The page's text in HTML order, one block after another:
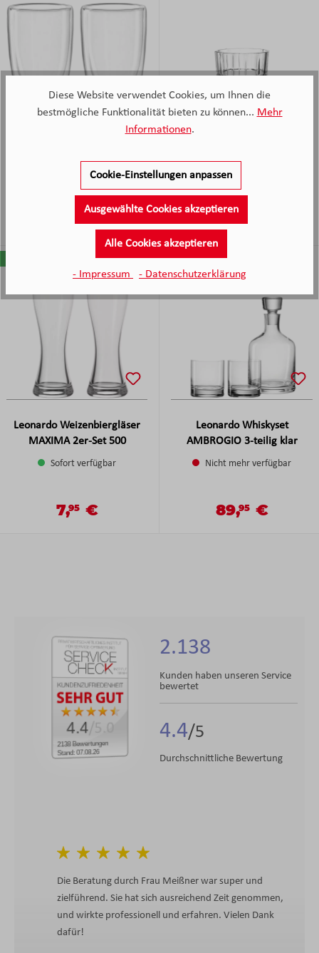
Leonardo Doppelwandbecher
Sofort verfügbar
Regulärer Preis:
Verkaufspreis:
€
Leonardo Gingläser GIN 2er-
Nicht mehr verfügbar
Regulärer Preis:
Verkaufspreis:
13,
Leonardo Weizenbiergläser
MAXIMA 2er-Set 500
Sofort verfügbar
Regulärer Preis:
Verkaufspreis:
7,95 €
Leonardo Whiskyset
AMBROGIO 3-teilig klar
Nicht mehr verfügbar
Regulärer Preis:
Verkaufspreis:
89,95 €
2138 Bewertungen
Stand: 07.08.26
4.4/5.0
2.138
Kunden haben unseren Service
bewertet
4.4
Durchschnittliche Bewertung
Die Beratung durch Frau Meißner war super und
zielführend. Sie hat sich ausreichend Zeit genommen,
und wirkte professionell und erfahren. Vielen Dank
dafür!
Diese Website verwendet Cookies, um Ihnen die
bestmögliche Funktionalität bieten zu können... Mehr
Informationen.
Cookie-Einstellungen anpassen
Ausgewählte Cookies akzeptieren
Alle Cookies akzeptieren
- Impressum - Datenschutzerklärung